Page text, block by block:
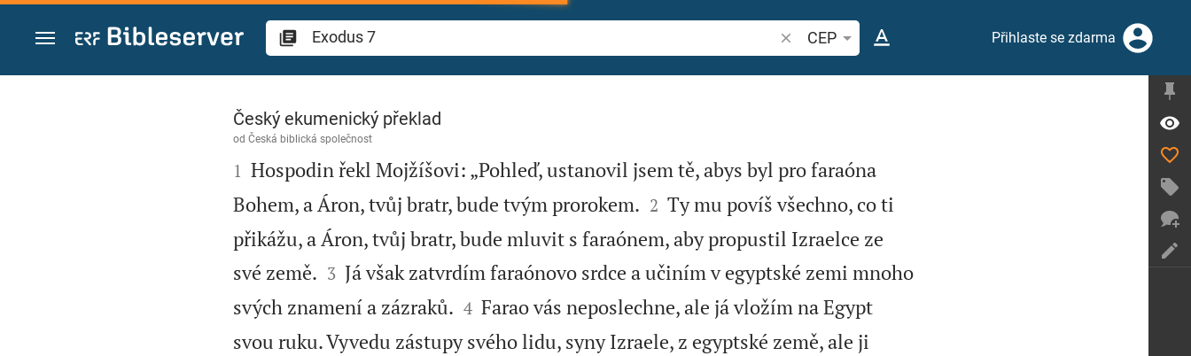
Přejít na obsah
Vyhledat biblický verš nebo slovo
CEP Přihlaste se zdarma
Exodus 7
Český ekumenický překlad
od Česká biblická společnost

1 Hospodin řekl Mojžíšovi: „Pohleď, ustanovil jsem tě, abys byl pro faraóna
Bohem, a Áron, tvůj bratr, bude tvým prorokem.
2 Ty mu povíš všechno, co ti
přikážu, a Áron, tvůj bratr, bude mluvit s faraónem, aby propustil Izraelce ze
své země.

3 Já však zatvrdím faraónovo srdce a učiním v egyptské zemi mnoho
svých znamení a zázraků.
4 Farao vás neposlechne, ale já vložím na Egypt
svou ruku. Vyvedu zástupy svého lidu, syny Izraele, z egyptské země, ale ji